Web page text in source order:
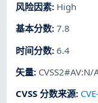
风险因素: High
基本分数:7.8
时间分数:6.4
矢量:
CVSS 分数来源: